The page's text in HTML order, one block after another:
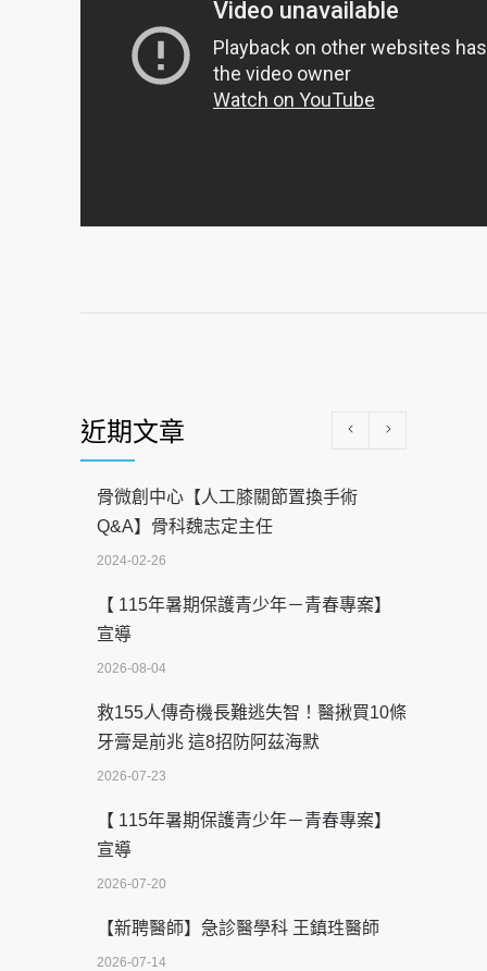
近期文章
骨微創中心【人工膝關節置換手術
Q&A】骨科魏志定主任
2024-02-26
【 115年暑期保護青少年－青春專案】
宣導
2026-08-04
救155人傳奇機長難逃失智！醫揪買10條
牙膏是前兆 這8招防阿茲海默
2026-07-23
【 115年暑期保護青少年－青春專案】
宣導
2026-07-20
【新聘醫師】急診醫學科 王鎮珄醫師
2026-07-14